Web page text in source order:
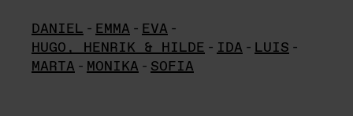
DANIEL - EMMA - EVA -
HUGO, HENRIK & HILDE - IDA - LUIS -
MARTA - MONIKA - SOFIA